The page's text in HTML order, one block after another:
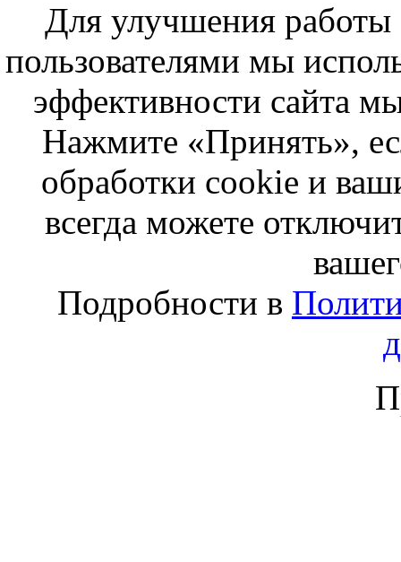
Для улучшения работы
пользователями мы
эффективности сайта
Нажмите «Принять»,
обработки cookie и
всегда можете
Подробности в